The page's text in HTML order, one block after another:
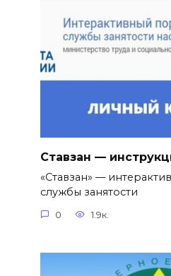
Ставзан —
«Ставзан» —
службы занятости
0 1.9к.